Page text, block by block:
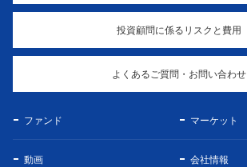
投資顧問に係るリスクと費用
よくあるご質問・お問い合わせ
ファンド マーケット
動画 会社情報